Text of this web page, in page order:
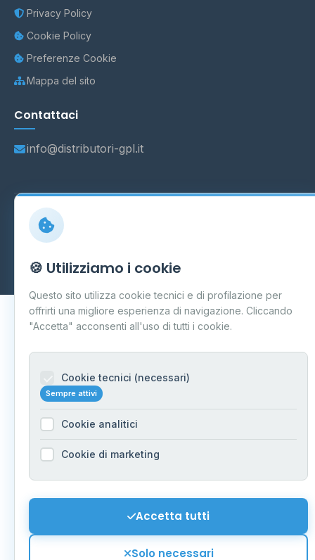
Privacy Policy
Cookie Policy
Preferenze Cookie
Mappa del sito
Contattaci
info@distributori-gpl.it
© 2026 - Distributori di GPL -
Dati forniti da
Aggiornamento quotidiano
🍪 Utilizziamo i cookie
Questo sito utilizza cookie tecnici e di profilazione per
offrirti una migliore esperienza di navigazione. Cliccando
"Accetta" acconsenti all'uso di tutti i cookie.
Cookie tecnici (necessari)
Sempre attivi
Cookie analitici
Cookie di marketing
Accetta tutti
Solo necessari